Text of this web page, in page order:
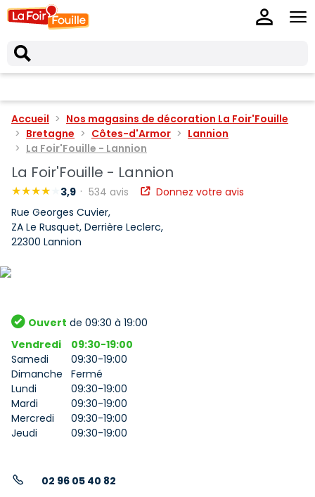
Accueil
Nos magasins de décoration La Foir'Fouille
Bretagne
Côtes-d'Armor
Lannion
La Foir'Fouille - Lannion
La Foir'Fouille - Lannion
3,9 534 avis
Donnez votre avis
Rue Georges Cuvier,
ZA Le Rusquet, Derrière Leclerc,
22300 Lannion
Ouvert de 09:30 à 19:00
Vendredi
09:30-19:00
Samedi
09:30-19:00
Dimanche
Fermé
Lundi
09:30-19:00
Mardi
09:30-19:00
Mercredi
09:30-19:00
Jeudi
09:30-19:00
02 96 05 40 82